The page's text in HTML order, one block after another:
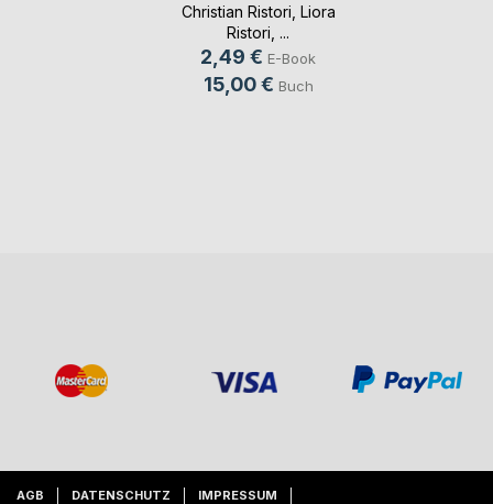
Christian Ristori Liora
Ristori , ...
2,49 € E-Book
15,00 € Buch
AGB DATENSCHUTZ IMPRESSUM